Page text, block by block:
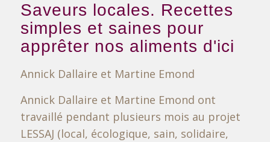
Saveurs locales. Recettes
simples et saines pour
apprêter nos aliments d'ici
Annick Dallaire et Martine Emond
Annick Dallaire et Martine Emond ont
travaillé pendant plusieurs mois au projet
LESSAJ (local, écologique, sain, solidaire,